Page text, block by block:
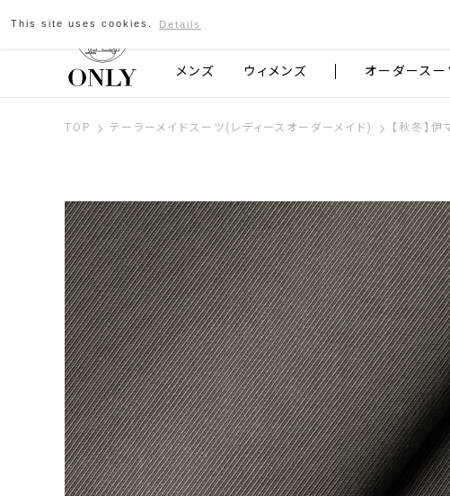
京都発のスーツブランド ONLY
メンズ ウィメンズ オーダースー
TOP テーラーメイドスーツ(レディースオーダーメイド) 【秋冬】
This site uses cookies. Details